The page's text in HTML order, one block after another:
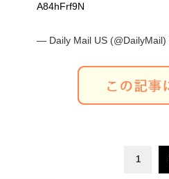
A84hFrf9N
— Daily Mail US (@DailyMail)
1